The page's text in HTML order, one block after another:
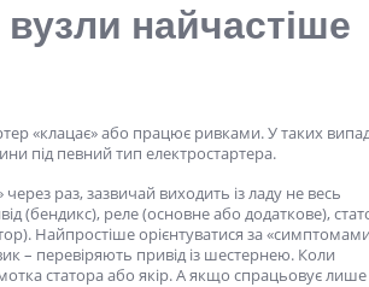
вузли найчастіше
«клацає» або працює ривками. У таких
під певний тип електростартера.
раз, зазвичай виходить із ладу не весь
(бендикс), реле (основне або додаткове),
Найпростіше орієнтуватися за
– перевіряють привід із шестернею. Коли
статора або якір. А якщо спрацьовує лише